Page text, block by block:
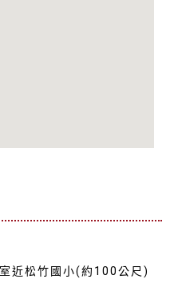
近松竹國小(約100公尺)